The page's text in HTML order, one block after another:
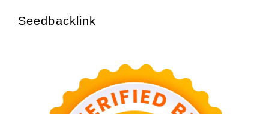
Seedbacklink